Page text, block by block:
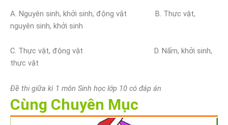
A. Nguyên sinh, khởi sinh, động vật B. Thực vật,
nguyên sinh, khởi sinh
C. Thực vật, động vật D. Nấm, khởi sinh,
thực vật
Đề thi giữa kì 1 môn Sinh học lớp 10 có đáp án
Cùng Chuyên Mục